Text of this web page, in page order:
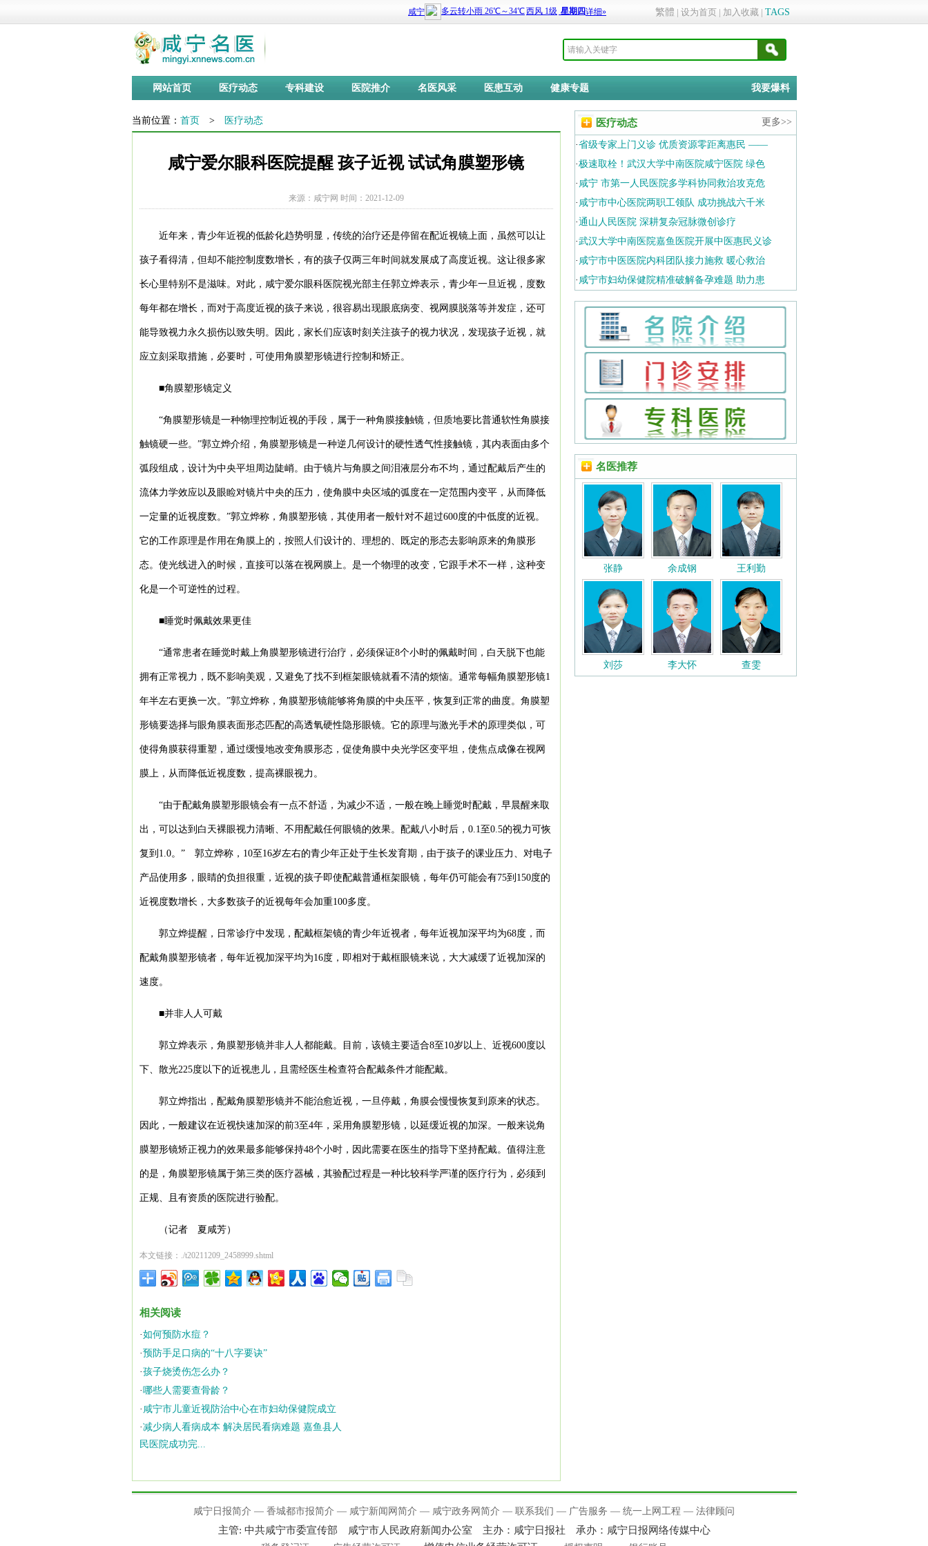
繁體 | 设为首页| 加入收藏| TAGS
网站首页 医疗动态 专科建设 医院推介 名医风采 医患互动 健康专题 我要爆料
当前位置： 首页 > 医疗动态
咸宁爱尔眼科医院提醒 孩子近视 试试角膜塑形镜
来源：咸宁网 时间：2021-12-09
近年来，青少年近视的低龄化趋势明显，传统的治疗还是停留在配近视镜上面，虽然可以让
孩子看得清，但却不能控制度数增长，有的孩子仅两三年时间就发展成了高度近视。这让很多家
长心里特别不是滋味。对此，咸宁爱尔眼科医院视光部主任郭立烨表示，青少年一旦近视，度数
每年都在增长，而对于高度近视的孩子来说，很容易出现眼底病变、视网膜脱落等并发症，还可
能导致视力永久损伤以致失明。因此，家长们应该时刻关注孩子的视力状况，发现孩子近视，就
应立刻采取措施，必要时，可使用角膜塑形镜进行控制和矫正。
■角膜塑形镜定义
“角膜塑形镜是一种物理控制近视的手段，属于一种角膜接触镜，但质地要比普通软性角膜接
触镜硬一些。”郭立烨介绍，角膜塑形镜是一种逆几何设计的硬性透气性接触镜，其内表面由多个
弧段组成，设计为中央平坦周边陡峭。由于镜片与角膜之间泪液层分布不均，通过配戴后产生的
流体力学效应以及眼睑对镜片中央的压力，使角膜中央区域的弧度在一定范围内变平，从而降低
一定量的近视度数。”郭立烨称，角膜塑形镜，其使用者一般针对不超过600度的中低度的近视。
它的工作原理是作用在角膜上的，按照人们设计的、理想的、既定的形态去影响原来的角膜形
态。使光线进入的时候，直接可以落在视网膜上。是一个物理的改变，它跟手术不一样，这种变
化是一个可逆性的过程。
■睡觉时佩戴效果更佳
“通常患者在睡觉时戴上角膜塑形镜进行治疗，必须保证8个小时的佩戴时间，白天脱下也能
拥有正常视力，既不影响美观，又避免了找不到框架眼镜就看不清的烦恼。通常每幅角膜塑形镜1
年半左右更换一次。”郭立烨称，角膜塑形镜能够将角膜的中央压平，恢复到正常的曲度。角膜塑
形镜要选择与眼角膜表面形态匹配的高透氧硬性隐形眼镜。它的原理与激光手术的原理类似，可
使得角膜获得重塑，通过缓慢地改变角膜形态，促使角膜中央光学区变平坦，使焦点成像在视网
膜上，从而降低近视度数，提高裸眼视力。
“由于配戴角膜塑形眼镜会有一点不舒适，为减少不适，一般在晚上睡觉时配戴，早晨醒来取
出，可以达到白天裸眼视力清晰、不用配戴任何眼镜的效果。配戴八小时后，0.1至0.5的视力可恢
复到1.0。” 郭立烨称，10至16岁左右的青少年正处于生长发育期，由于孩子的课业压力、对电子
产品使用多，眼睛的负担很重，近视的孩子即使配戴普通框架眼镜，每年仍可能会有75到150度的
近视度数增长，大多数孩子的近视每年会加重100多度。
郭立烨提醒，日常诊疗中发现，配戴框架镜的青少年近视者，每年近视加深平均为68度，而
配戴角膜塑形镜者，每年近视加深平均为16度，即相对于戴框眼镜来说，大大减缓了近视加深的
速度。
■并非人人可戴
郭立烨表示，角膜塑形镜并非人人都能戴。目前，该镜主要适合8至10岁以上、近视600度以
下、散光225度以下的近视患儿，且需经医生检查符合配戴条件才能配戴。
郭立烨指出，配戴角膜塑形镜并不能治愈近视，一旦停戴，角膜会慢慢恢复到原来的状态。
因此，一般建议在近视快速加深的前3至4年，采用角膜塑形镜，以延缓近视的加深。一般来说角
膜塑形镜矫正视力的效果最多能够保持48个小时，因此需要在医生的指导下坚持配戴。值得注意
的是，角膜塑形镜属于第三类的医疗器械，其验配过程是一种比较科学严谨的医疗行为，必须到
正规、且有资质的医院进行验配。
（记者 夏咸芳）
本文链接：./t20211209_2458999.shtml
相关阅读
·如何预防水痘？
·预防手足口病的“十八字要诀”
·孩子烧烫伤怎么办？
·哪些人需要查骨龄？
· 咸宁市儿童近视防治中心在市妇幼保健院成立
·减少病人看病成本 解决居民看病难题 嘉鱼县人
民医院成功完...
医疗动态 更多>>
·省级专家上门义诊 优质资源零距离惠民 ——
·极速取栓！武汉大学中南医院咸宁医院 绿色
· 咸宁 市第一人民医院多学科协同救治攻克危
· 咸宁市中心医院两职工领队 成功挑战六千米
·通山人民医院 深耕复杂冠脉微创诊疗
·武汉大学中南医院嘉鱼医院开展中医惠民义诊
· 咸宁市中医医院内科团队接力施救 暖心救治
· 咸宁市妇幼保健院精准破解备孕难题 助力患
名医推荐
张静 余成钢 王利勤
刘莎 李大怀 查雯
咸宁日报简介 — 香城都市报简介 — 咸宁新闻网简介 — 咸宁政务网简介 — 联系我们 — 广告服务 — 统一上网工程 — 法律顾问
主管: 中共咸宁市委宣传部 咸宁市人民政府新闻办公室 主办：咸宁日报社 承办：咸宁日报网络传媒中心